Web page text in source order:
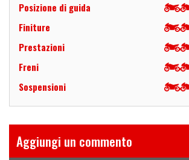
Posizione di guida
Finiture
Prestazioni
Freni
Sospensioni
Aggiungi un commento